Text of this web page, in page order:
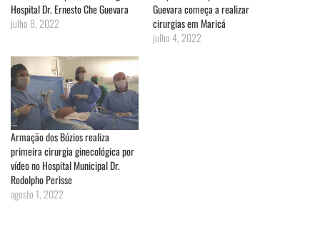
Hospital Dr. Ernesto Che Guevara
julho 8, 2022
Guevara começa a realizar
cirurgias em Maricá
julho 4, 2022
Armação dos Búzios realiza
primeira cirurgia ginecológica por
vídeo no Hospital Municipal Dr.
Rodolpho Perisse
agosto 1, 2022